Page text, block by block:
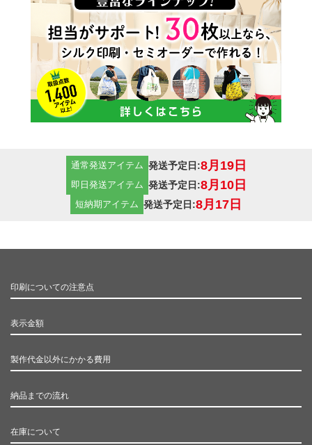
14オンス
一番厚手のコットン生地で
す。堅さもあり、厚手なの
で、中身も透けることなく、
重視の方にはおすすめの14オ
通常発送アイテム 発送予定日:8月19日
即日発送アイテム 発送予定日:8月10日
短納期アイテム 発送予定日:8月17日
印刷についての注意点
表示金額
製作代金以外にかかる費用
納品までの流れ
在庫について